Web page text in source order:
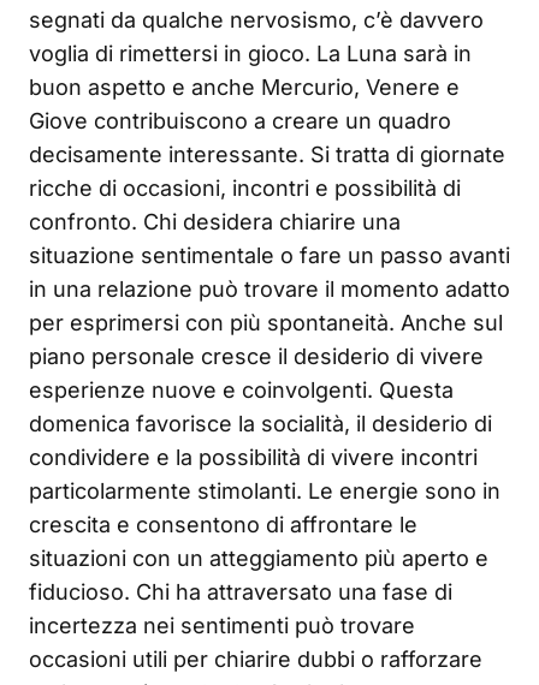
segnati da qualche nervosismo, c’è davvero
voglia di rimettersi in gioco. La Luna sarà in
buon aspetto e anche Mercurio, Venere e
Giove contribuiscono a creare un quadro
decisamente interessante. Si tratta di giornate
ricche di occasioni, incontri e possibilità di
confronto. Chi desidera chiarire una
situazione sentimentale o fare un passo avanti
in una relazione può trovare il momento adatto
per esprimersi con più spontaneità. Anche sul
piano personale cresce il desiderio di vivere
esperienze nuove e coinvolgenti. Questa
domenica favorisce la socialità, il desiderio di
condividere e la possibilità di vivere incontri
particolarmente stimolanti. Le energie sono in
crescita e consentono di affrontare le
situazioni con un atteggiamento più aperto e
fiducioso. Chi ha attraversato una fase di
incertezza nei sentimenti può trovare
occasioni utili per chiarire dubbi o rafforzare